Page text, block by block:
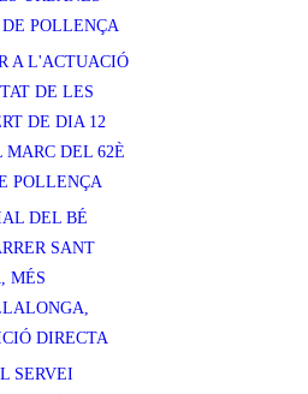
POLLENÇA
A L'ACTUACIÓ
DE LES
DE DIA 12
MARC DEL 62È
POLLENÇA
DEL BÉ
SANT
MÉS
DIRECTA
SERVEI